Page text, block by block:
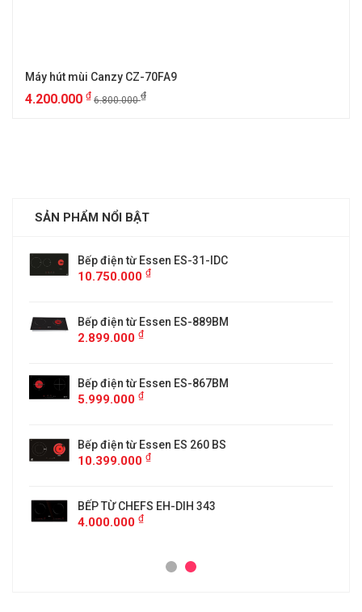
Máy hút mùi Canzy CZ-70FA9
4.200.000 ₫ 6.800.000₫
SẢN PHẨM NỔI BẬT
Bếp điện từ Essen ES-31-IDC
10.750.000 ₫
Bếp điện từ Essen ES-889BM
2.899.000 ₫
Bếp điện từ Essen ES-867BM
5.999.000 ₫
Bếp điện từ Essen ES 260 BS
10.399.000 ₫
BẾP TỪ CHEFS EH-DIH 343
4.000.000 ₫